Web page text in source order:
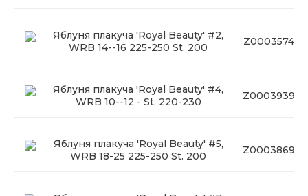
Яблуня плакуча 'Royal Beauty' #2,
WRB 14--16 225-250 St. 200
Z00035749
Яблуня плакуча 'Royal Beauty' #4,
WRB 10--12 - St. 220-230
Z00039393
Яблуня плакуча 'Royal Beauty' #5,
WRB 18-25 225-250 St. 200
Z00038694